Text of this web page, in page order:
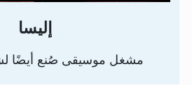
إليسا
مشغل موسيقى صُنع أيضًا